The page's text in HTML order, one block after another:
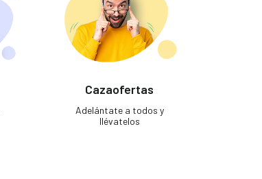
Cazaofertas
Adelántate a todos y
llévatelos